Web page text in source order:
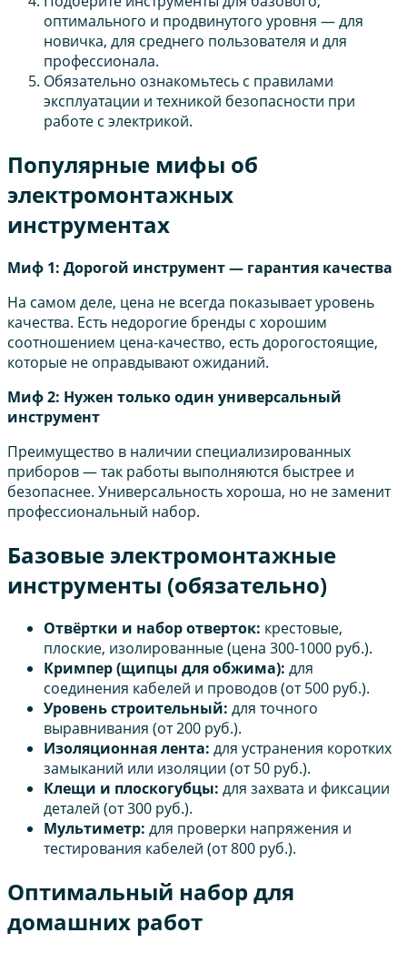
оптимального и продвинутого уровня — для
новичка, для среднего пользователя и для
профессионала.
Обязательно ознакомьтесь с правилами
эксплуатации и техникой безопасности при
работе с электрикой.
Популярные мифы об
электромонтажных
инструментах
Миф 1: Дорогой инструмент — гарантия качества
На самом деле, цена не всегда показывает уровень
качества. Есть недорогие бренды с хорошим
соотношением цена-качество, есть дорогостоящие,
которые не оправдывают ожиданий.
Миф 2: Нужен только один универсальный
инструмент
Преимущество в наличии специализированных
приборов — так работы выполняются быстрее и
безопаснее. Универсальность хороша, но не заменит
профессиональный набор.
Базовые электромонтажные
инструменты (обязательно)
Отвёртки и набор отверток: крестовые,
плоские, изолированные (цена 300-1000 руб.).
Кримпер (щипцы для обжима): для
соединения кабелей и проводов (от 500 руб.).
Уровень строительный: для точного
выравнивания (от 200 руб.).
Изоляционная лента: для устранения коротких
замыканий или изоляции (от 50 руб.).
Клещи и плоскогубцы: для захвата и фиксации
деталей (от 300 руб.).
Мультиметр: для проверки напряжения и
тестирования кабелей (от 800 руб.).
Оптимальный набор для
домашних работ